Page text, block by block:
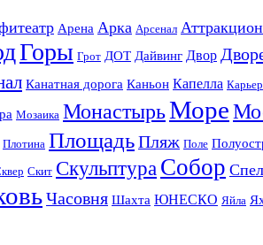
Арена Арка Арсенал
Горы Грот ДОТ Дайвинг Двор
Канатная дорога Каньон Капелла Карьер
Мозаика МонастырьМоре
Плотина ПлощадьПляж Поле
Скит СкульптураСобор
Часовня Шахта ЮНЕСКО Яйла